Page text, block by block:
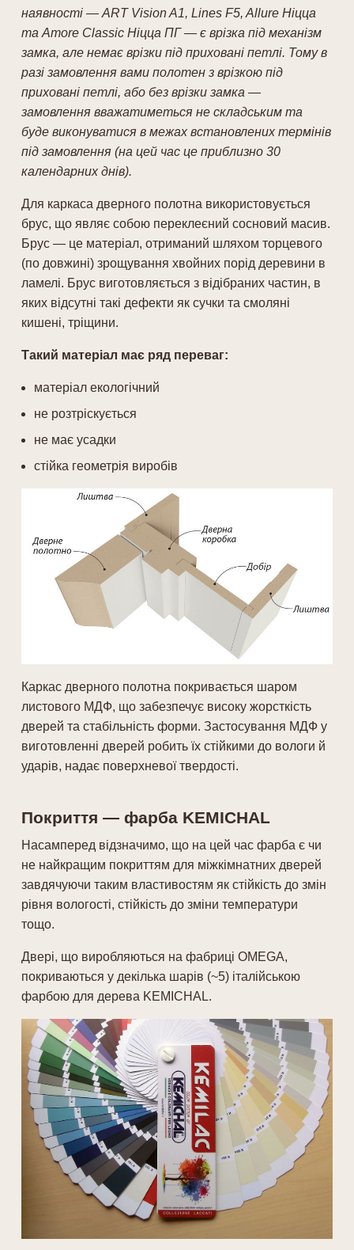
наявності — ART Vision A1, Lines F5, Allure Ніцца
та Amore Classic Ніцца ПГ — є врізка під механізм
замка, але немає врізки під приховані петлі. Тому в
разі замовлення вами полотен з врізкою під
приховані петлі, або без врізки замка —
замовлення вважатиметься не складським та
буде виконуватися в межах встановлених термінів
під замовлення (на цей час це приблизно 30
календарних днів).
Для каркаса дверного полотна використовується
брус, що являє собою переклеєний сосновий масив.
Брус — це матеріал, отриманий шляхом торцевого
(по довжині) зрощування хвойних порід деревини в
ламелі. Брус виготовляється з відібраних частин, в
яких відсутні такі дефекти як сучки та смоляні
кишені, тріщини.
Такий матеріал має ряд переваг:
матеріал екологічний
не розтріскується
не має усадки
стійка геометрія виробів
Каркас дверного полотна покривається шаром
листового МДФ, що забезпечує високу жорсткість
дверей та стабільність форми. Застосування МДФ у
виготовленні дверей робить їх стійкими до вологи й
ударів, надає поверхневої твердості.
Покриття — фарба KEMICHAL
Насамперед відзначимо, що на цей час фарба є чи
не найкращим покриттям для міжкімнатних дверей
завдячуючи таким властивостям як стійкість до змін
рівня вологості, стійкість до зміни температури
тощо.
Двері, що виробляються на фабриці OMEGA,
покриваються у декілька шарів (~5) італійською
фарбою для дерева KEMICHAL.